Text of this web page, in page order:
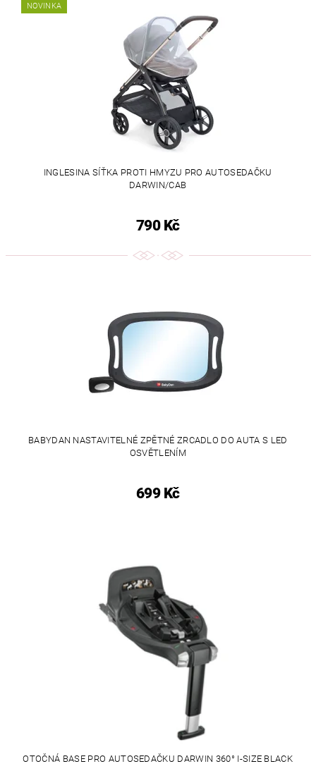
NOVINKA
INGLESINA SÍŤKA PROTI HMYZU PRO AUTOSEDAČKU
DARWIN/CAB
790 Kč
BABYDAN NASTAVITELNÉ ZPĚTNÉ ZRCADLO DO AUTA S LED
OSVĚTLENÍM
699 Kč
OTOČNÁ BASE PRO AUTOSEDAČKU DARWIN 360° I-SIZE BLACK